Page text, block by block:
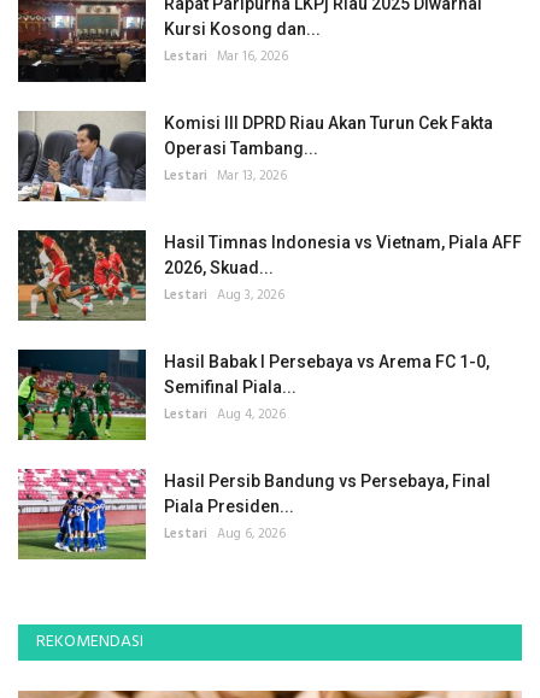
Rapat Paripurna LKPj Riau 2025 Diwarnai
Kursi Kosong dan...
Lestari Mar 16, 2026
Komisi III DPRD Riau Akan Turun Cek Fakta
Operasi Tambang...
Lestari Mar 13, 2026
Hasil Timnas Indonesia vs Vietnam, Piala AFF
2026, Skuad...
Lestari Aug 3, 2026
Hasil Babak I Persebaya vs Arema FC 1-0,
Semifinal Piala...
Lestari Aug 4, 2026
Hasil Persib Bandung vs Persebaya, Final
Piala Presiden...
Lestari Aug 6, 2026
REKOMENDASI